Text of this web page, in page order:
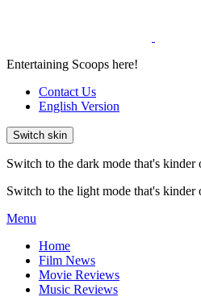
Entertaining Scoops here!
Contact Us
English Version
Switch skin
Switch to the dark mode that's kinder
Switch to the light mode that's kinder
Menu
Home
Film News
Movie Reviews
Music Reviews